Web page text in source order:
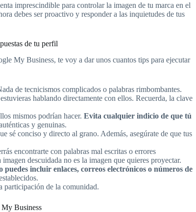
imprescindible para controlar la imagen de tu marca en el
debes ser proactivo y responder a las inquietudes de tus
de tu perfil
My Business, te voy a dar unos cuantos tips para ejecutar
de tecnicismos complicados o palabras rimbombantes.
hablando directamente con ellos. Recuerda, la clave
mismos podrían hacer. Evita cualquier indicio de que tú
y genuinas.
sé conciso y directo al grano. Además, asegúrate de que tus
encontrarte con palabras mal escritas o errores
descuidada no es la imagen que quieres proyectar.
puedes incluir enlaces, correos electrónicos o números de
participación de la comunidad.
My Business